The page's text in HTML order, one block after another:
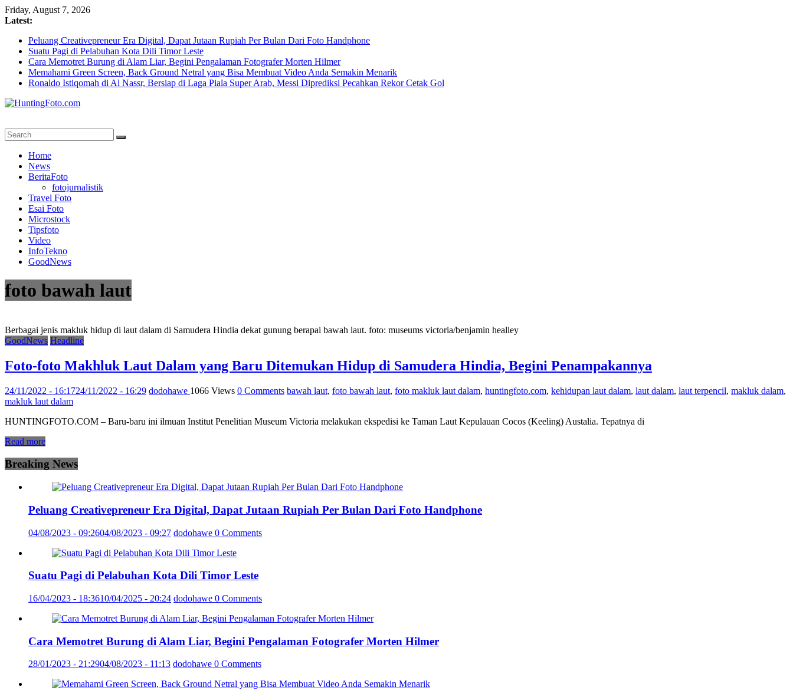
Skip
to
Friday, August 7, 2026
Latest:
Peluang Creativepreneur Era Digital, Dapat Jutaan Rupiah Per Bulan Dari Foto Handphone
Suatu Pagi di Pelabuhan Kota Dili Timor Leste
Cara Memotret Burung di Alam Liar, Begini Pengalaman Fotografer Morten Hilmer
Memahami Green Screen, Back Ground Netral yang Bisa Membuat Video Anda Semakin Menarik
Ronaldo Istiqomah di Al Nassr, Bersiap di Laga Piala Super Arab, Messi Diprediksi Pecahkan Rekor Cetak Gol
Berita
Fotografi
Terpercaya
Home
News
BeritaFoto
fotojurnalistik
Travel Foto
Esai Foto
Microstock
Tipsfoto
Video
InfoTekno
GoodNews
foto bawah laut
Berbagai jenis makluk hidup di laut dalam di Samudera Hindia dekat gunung berapai bawah laut. foto: museums victoria/benjamin healley
GoodNews Headline
Foto-foto Makhluk Laut Dalam yang Baru Ditemukan Hidup di Samudera Hindia, Begini Penampakannya
24/11/2022 - 16:1724/11/2022 - 16:29 dodohawe 1066 Views 0 Comments bawah laut, foto bawah laut, foto makluk laut dalam, huntingfoto.com, kehidupan laut dalam, laut dalam, laut terpencil, makluk dalam,
makluk laut dalam
HUNTINGFOTO.COM – Baru-baru ini ilmuan Institut Penelitian Museum Victoria melakukan ekspedisi ke Taman Laut Kepulauan Cocos (Keeling) Austalia. Tepatnya di
Read more
Breaking News
Peluang Creativepreneur Era Digital, Dapat Jutaan Rupiah Per Bulan Dari Foto Handphone
04/08/2023 - 09:2604/08/2023 - 09:27 dodohawe 0 Comments
Suatu Pagi di Pelabuhan Kota Dili Timor Leste
16/04/2023 - 18:3610/04/2025 - 20:24 dodohawe 0 Comments
Cara Memotret Burung di Alam Liar, Begini Pengalaman Fotografer Morten Hilmer
28/01/2023 - 21:2904/08/2023 - 11:13 dodohawe 0 Comments